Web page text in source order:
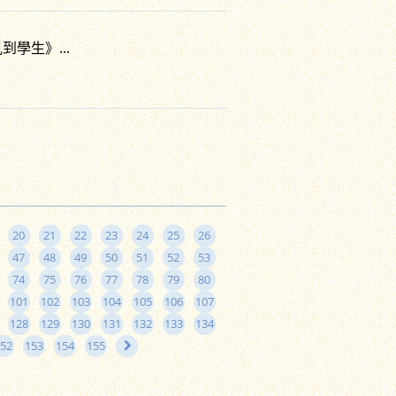
學生》...
20 21 22 23 24 25
26
47
48 49 50 51 52
53
74
75 76 77 78 79
80
101
102 103 104 105 106
107
128
129 130 131 132 133
134
153 154 155